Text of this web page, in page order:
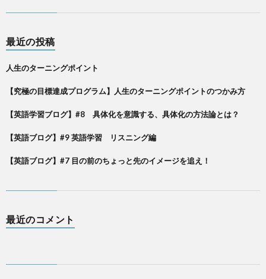
最近の投稿
人生のターニングポイント
【究極の目標達成プログラム】人生のターニングポイントのつかみ方
【英語学習ブログ】#8 具体化を意識する、具体化の方法論とは？
【英語ブログ】#9 英語学習 リスニング編
【英語ブログ】#7 目の前のちょっと先のイメージを追え！
最近のコメント